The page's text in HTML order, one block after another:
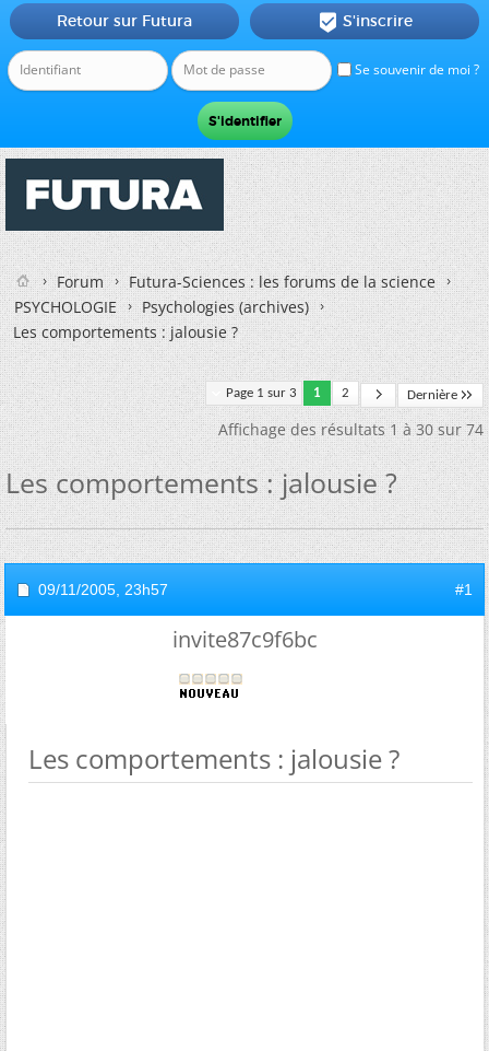
Se souvenir de moi ?
Retour sur Futura  S'inscrire
Forum
Futura-Sciences : les forums de la science
PSYCHOLOGIE
Psychologies (archives)
Les comportements : jalousie ?
Page 1 sur 3 1 2 Dernière
Affichage des résultats 1 à 30 sur 74
Les comportements : jalousie ?
09/11/2005, 23h57 #1
invite87c9f6bc
Les comportements : jalousie ?